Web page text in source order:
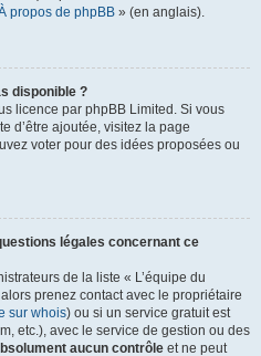
propos de phpBB » (en anglais).
disponible ?
licence par phpBB Limited. Si vous
d’être ajoutée, visitez la page
voter pour des idées proposées ou
légales concernant ce
de la liste « L’équipe du
prenez contact avec le propriétaire
sur whois) ou si un service gratuit est
etc.), avec le service de gestion ou des
aucun contrôle et ne peut